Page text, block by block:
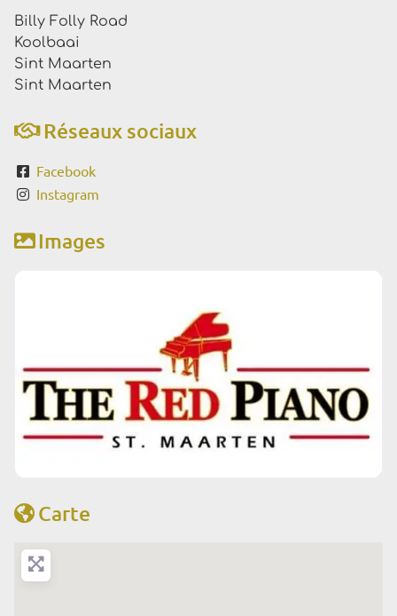
Billy Folly Road
Koolbaai
Sint Maarten
Sint Maarten
Réseaux sociaux
Facebook
Instagram
Images
Carte